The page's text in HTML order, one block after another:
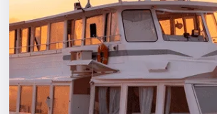
События
Города
Площадки